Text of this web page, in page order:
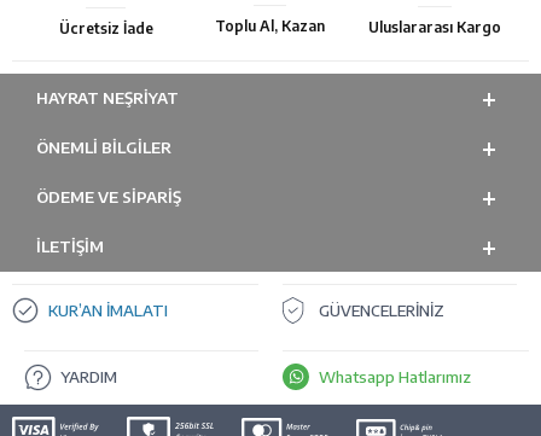
Ücretsiz İade Toplu Al, Kazan Uluslararası Kargo
HAYRAT NEŞRIYAT
ÖNEMLI BILGILER
ÖDEME VE SİPARİŞ
İLETİŞİM
KUR’AN İMALATI GÜVENCELERİNİZ
YARDIM Whatsapp Hatlarımız